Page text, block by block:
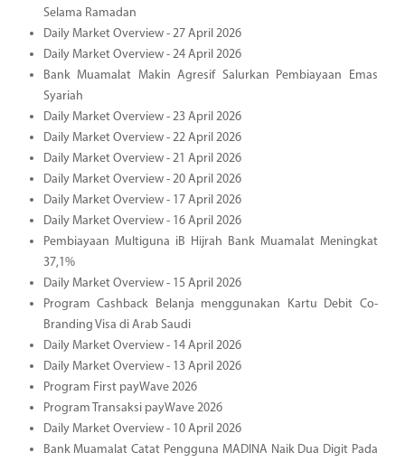
Selama Ramadan
Daily Market Overview - 27 April 2026
Daily Market Overview - 24 April 2026
Bank Muamalat Makin Agresif Salurkan Pembiayaan Emas
Syariah
Daily Market Overview - 23 April 2026
Daily Market Overview - 22 April 2026
Daily Market Overview - 21 April 2026
Daily Market Overview - 20 April 2026
Daily Market Overview - 17 April 2026
Daily Market Overview - 16 April 2026
Pembiayaan Multiguna iB Hijrah Bank Muamalat Meningkat
37,1%
Daily Market Overview - 15 April 2026
Program Cashback Belanja menggunakan Kartu Debit Co-
Branding Visa di Arab Saudi
Daily Market Overview - 14 April 2026
Daily Market Overview - 13 April 2026
Program First payWave 2026
Program Transaksi payWave 2026
Daily Market Overview - 10 April 2026
Bank Muamalat Catat Pengguna MADINA Naik Dua Digit Pada